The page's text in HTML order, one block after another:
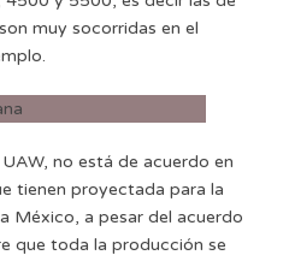
muy socorridas en el
no está de acuerdo en
tienen proyectada para la
México, a pesar del acuerdo
que toda la producción se